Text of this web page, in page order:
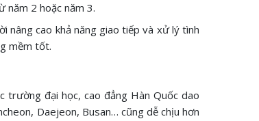
năm 2 hoặc năm 3.
nâng cao khả năng giao tiếp và xử lý tình
mềm tốt.
trường đại học, cao đẳng Hàn Quốc dao
Daejeon, Busan… cũng dễ chịu hơn